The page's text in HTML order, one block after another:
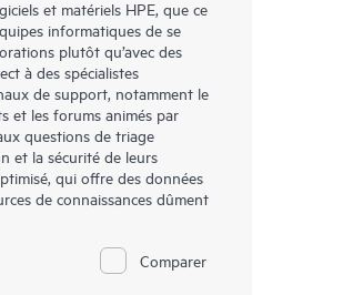
et matériels HPE, que ce
informatiques de se
plutôt qu’avec des
à des spécialistes
de support, notamment le
et les forums animés par
questions de triage
et la sécurité de leurs
qui offre des données
de connaissances dûment
Comparer